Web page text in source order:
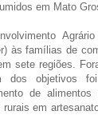
em Mato
às famílias de
sete regiões.
dos objetivos
de alimentos
em